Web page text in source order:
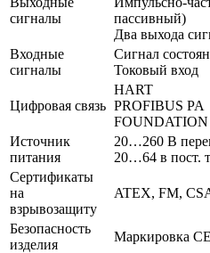
сигналы
пассивный)
Два выхода
Входные
сигналы
Сигнал
Токовый вход
Цифровая связь
HART
PROFIBUS PA
FOUNDATION
Источник
питания
20…260 В
20…64 в пост.
Сертификаты
на
взрывозащиту
ATEX, FM,
Безопасность
изделия
Маркировка